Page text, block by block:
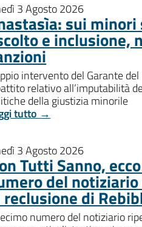
3 Agosto 2026
sui minori
e inclusione,
intervento del Garante del
relativo all’imputabilità
della giustizia minorile
tutto →
3 Agosto 2026
Tutti Sanno,
del notiziario
di
numero del notiziario